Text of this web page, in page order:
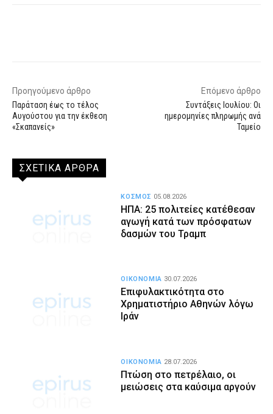
Προηγούμενο άρθρο
Παράταση έως το τέλος
Αυγούστου για την έκθεση
«Σκαπανείς»
Επόμενο άρθρο
Συντάξεις Ιουλίου: Οι
ημερομηνίες πληρωμής ανά
Ταμείο
ΣΧΕΤΙΚΑ ΑΡΘΡΑ
ΗΠΑ: 25 πολιτείες κατέθεσαν
αγωγή κατά των πρόσφατων
δασμών του Τραμπ
ΚΟΣΜΟΣ 05.08.2026
Επιφυλακτικότητα στο
Χρηματιστήριο Αθηνών λόγω
Ιράν
ΟΙΚΟΝΟΜΙΑ 30.07.2026
Πτώση στο πετρέλαιο, οι
μειώσεις στα καύσιμα αργούν
ΟΙΚΟΝΟΜΙΑ 28.07.2026